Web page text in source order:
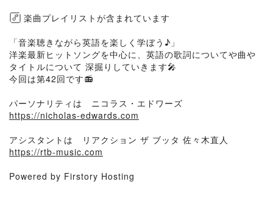
楽曲プレイリストが含まれています
「音楽聴きながら英語を楽しく学ぼう♪」
洋楽最新ヒットソングを中心に、英語の歌詞についてや曲や
タイトルについて 深掘りしていきます🎤
今回は第42回です📻
パーソナリティは ニコラス・エドワーズ
https://nicholas-edwards.com
アシスタントは リアクション ザ ブッタ 佐々木直人
https://rtb-music.com
Powered by Firstory Hosting